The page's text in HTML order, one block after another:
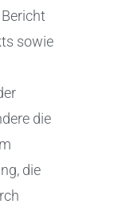
sowie
die
die